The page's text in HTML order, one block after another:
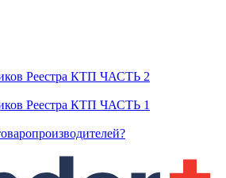
Реестра КТП ЧАСТЬ 2
Реестра КТП ЧАСТЬ 1